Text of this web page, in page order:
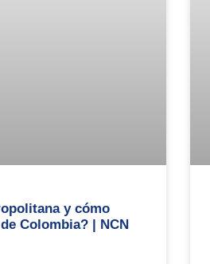
y cómo
Colombia? | NCN